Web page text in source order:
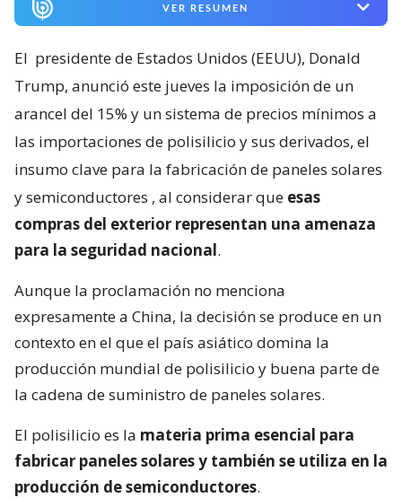
VER RESUMEN
El presidente de Estados Unidos (EEUU), Donald
Trump, anunció este jueves la imposición de un
arancel del 15% y un sistema de precios mínimos a
las importaciones de polisilicio y sus derivados, el
insumo clave para la fabricación de paneles solares
y semiconductores , al considerar que esas
compras del exterior representan una amenaza
para la seguridad nacional.
Aunque la proclamación no menciona
expresamente a China, la decisión se produce en un
contexto en el que el país asiático domina la
producción mundial de polisilicio y buena parte de
la cadena de suministro de paneles solares.
El polisilicio es la materia prima esencial para
fabricar paneles solares y también se utiliza en la
producción de semiconductores.